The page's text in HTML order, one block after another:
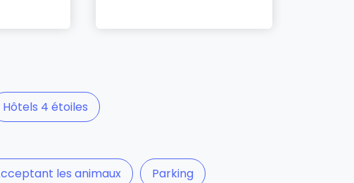
Hôtels 4 étoiles
les animaux Parking